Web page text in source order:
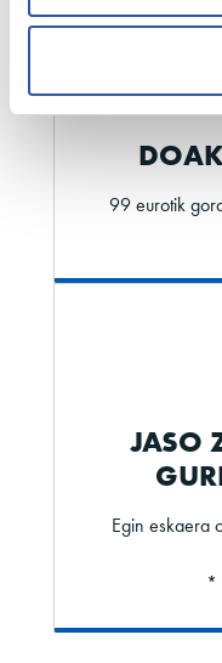
99 eurotik
JASO
Egin eskaera
*